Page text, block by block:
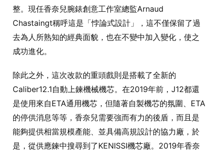
整。現任香奈兒腕錶創意工作室總監Arnaud
Chastaingt稱呼這是「悖論式設計」，這不僅保留了過
去為人所熟知的經典面貌，也在不變中加入變化，使之
成功進化。
除此之外，這次改款的重頭戲則是搭載了全新的
Caliber12.1自動上鍊機械機芯。在2019年前，J12都還
是使用來自ETA通用機芯，但隨著自製機芯的氛圍、ETA
的停供消息等等，香奈兒需要強而有力的後盾，而且是
能夠提供相當規模產能、並具備高規設計的協力廠，於
是，從供應鍊中搜尋到了KENISSI機芯廠。2019年香奈